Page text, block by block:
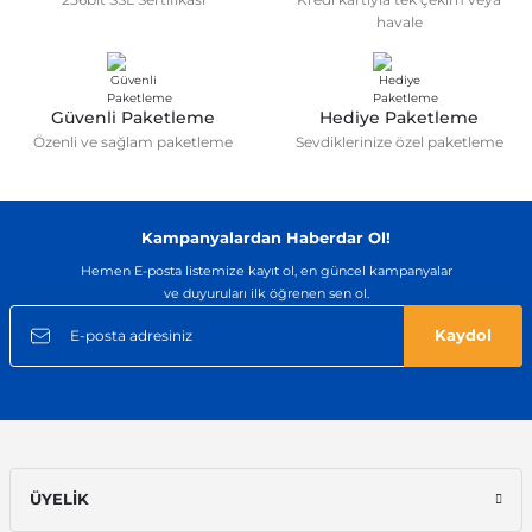
havale
Güvenli Paketleme
Özenli ve sağlam paketleme
Hediye Paketleme
Sevdiklerinize özel paketleme
Kampanyalardan Haberdar Ol!
Hemen E-posta listemize kayıt ol, en güncel kampanyalar
ve duyuruları ilk öğrenen sen ol.
Kaydol
ÜYELİK